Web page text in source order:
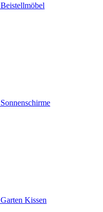
Beistellmöbel
Sonnenschirme
Garten Kissen